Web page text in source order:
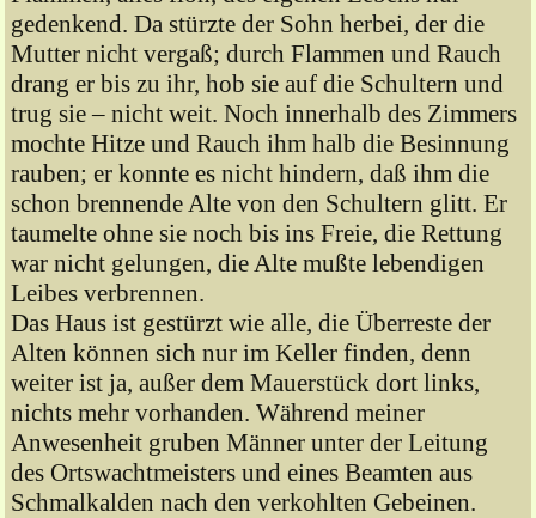
gedenkend. Da stürzte der Sohn herbei, der die
Mutter nicht vergaß; durch Flammen und Rauch
drang er bis zu ihr, hob sie auf die Schultern und
trug sie – nicht weit. Noch innerhalb des Zimmers
mochte Hitze und Rauch ihm halb die Besinnung
rauben; er konnte es nicht hindern, daß ihm die
schon brennende Alte von den Schultern glitt. Er
taumelte ohne sie noch bis ins Freie, die Rettung
war nicht gelungen, die Alte mußte lebendigen
Leibes verbrennen.
Das Haus ist gestürzt wie alle, die Überreste der
Alten können sich nur im Keller finden, denn
weiter ist ja, außer dem Mauerstück dort links,
nichts mehr vorhanden. Während meiner
Anwesenheit gruben Männer unter der Leitung
des Ortswachtmeisters und eines Beamten aus
Schmalkalden nach den verkohlten Gebeinen.